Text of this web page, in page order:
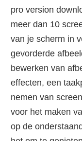
pro version
meer dan 10
van je scherm in
gevorderde
bewerken van
effecten, een
nemen van
voor het maken
op de